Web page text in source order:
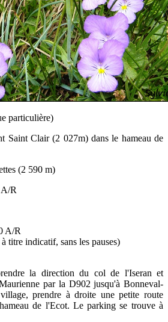
particulière)
Saint Clair (2 027m) dans le hameau de
(2 590 m)
R
A/R
titre indicatif, sans les pauses)
la direction du col de l'Iseran et
par la D902 jusqu'à Bonneval-
prendre à droite une petite route
de l'Ecot. Le parking se trouve à